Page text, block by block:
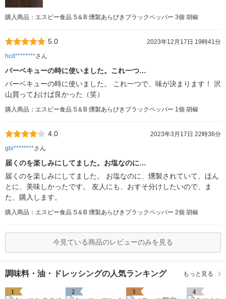
購入商品：エスビー食品 S＆B 燻製あらびきブラックペッパー 3個 胡椒
5.0
2023年12月17日 19時41分
hcd********さん
バーベキューの時に使いました。これ一つ…
バーベキューの時に使いました。 これ一つで、味が決まります！ 沢
山買っておけば良かった（笑）
購入商品：エスビー食品 S＆B 燻製あらびきブラックペッパー 1個 胡椒
4.0
2023年3月17日 22時36分
gbi********さん
届くのを楽しみにしてました。お塩なのに…
届くのを楽しみにしてました。 お塩なのに、燻製されていて、ほん
とに、美味しかったです。 友人にも、おすそ分けしたいので、ま
た、購入します。
購入商品：エスビー食品 S＆B 燻製あらびきブラックペッパー 2個 胡椒
今見ている商品のレビューのみを見る
調味料・油・ドレッシングの人気ランキング もっと見る
1 2 3 4